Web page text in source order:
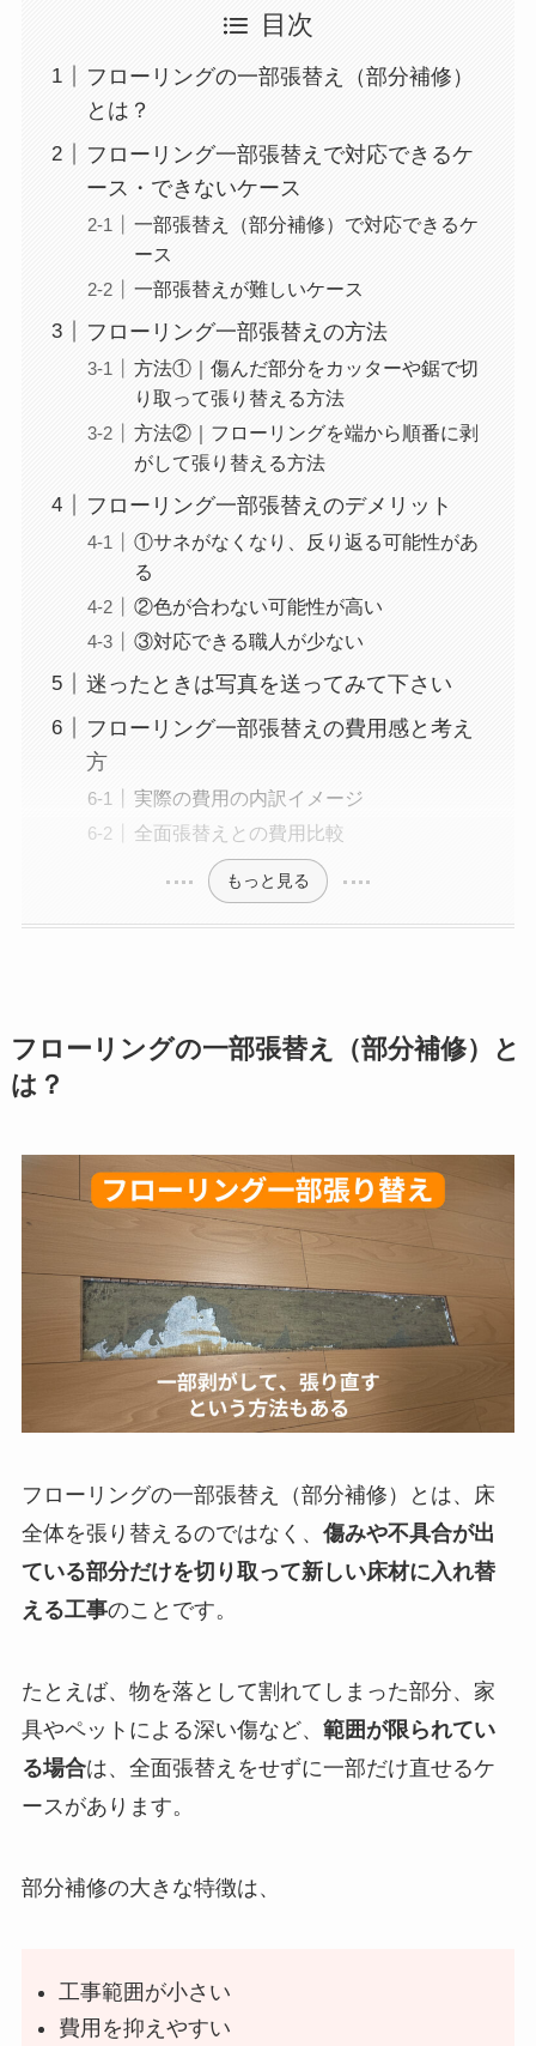
目次
フローリングの一部張替え（部分補修）
とは？
フローリング一部張替えで対応できるケ
ース・できないケース
一部張替え（部分補修）で対応できるケ
ース
一部張替えが難しいケース
フローリング一部張替えの方法
方法①｜傷んだ部分をカッターや鋸で切
り取って張り替える方法
方法②｜フローリングを端から順番に剥
がして張り替える方法
フローリング一部張替えのデメリット
①サネがなくなり、反り返る可能性があ
る
②色が合わない可能性が高い
③対応できる職人が少ない
迷ったときは写真を送ってみて下さい
フローリング一部張替えの費用感と考え
方
実際の費用の内訳イメージ
全面張替えとの費用比較
もっと見る
フローリングの一部張替え（部分補修）と
は？
フローリングの一部張替え（部分補修）とは、床
全体を張り替えるのではなく、 傷みや不具合が出
ている部分だけを切り取って新しい床材に入れ替
える工事のことです。
たとえば、物を落として割れてしまった部分、家
具やペットによる深い傷など、 範囲が限られてい
る場合は、全面張替えをせずに一部だけ直せるケ
ースがあります。
部分補修の大きな特徴は、
工事範囲が小さい
費用を抑えやすい